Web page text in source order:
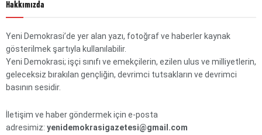
Hakkımızda
Yeni Demokrasi’de yer alan yazı, fotoğraf ve haberler kaynak
gösterilmek şartıyla kullanılabilir.
Yeni Demokrasi; işçi sınıfı ve emekçilerin, ezilen ulus ve milliyetlerin,
geleceksiz bırakılan gençliğin, devrimci tutsakların ve devrimci
basının sesidir.
İletişim ve haber göndermek için e-posta
adresimiz: yenidemokrasigazetesi@gmail.com